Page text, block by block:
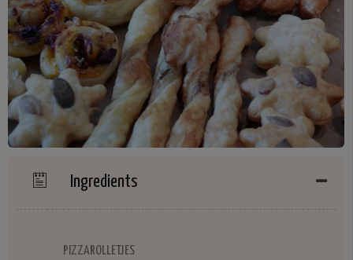
Ingredients
PIZZAROLLETJES